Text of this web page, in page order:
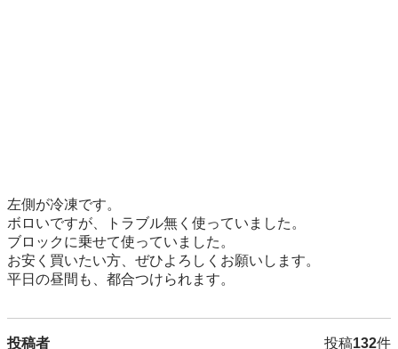
左側が冷凍です。
ボロいですが、トラブル無く使っていました。
ブロックに乗せて使っていました。
お安く買いたい方、ぜひよろしくお願いします。
平日の昼間も、都合つけられます。
投稿者 投稿132件